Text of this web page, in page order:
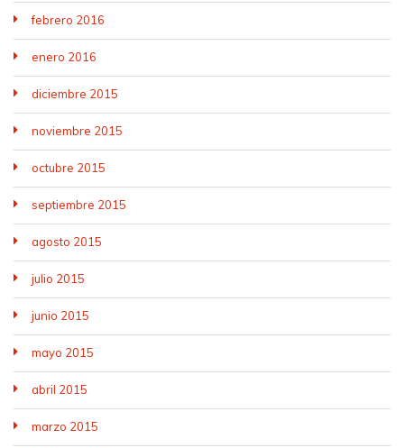
febrero 2016
enero 2016
diciembre 2015
noviembre 2015
octubre 2015
septiembre 2015
agosto 2015
julio 2015
junio 2015
mayo 2015
abril 2015
marzo 2015